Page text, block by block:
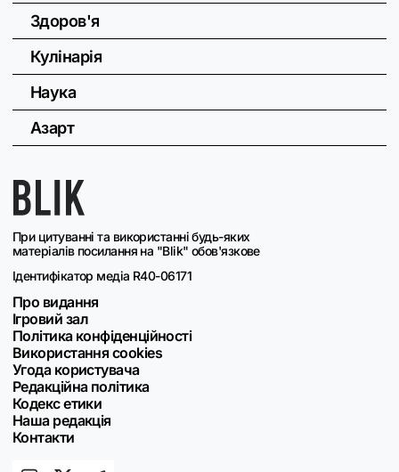
При цитуванні та використанні будь-яких
матеріалів посилання на "Blik" обов'язкове
Ідентифікатор медіа R40-06171
Про видання
Ігровий зал
Політика конфіденційності
Використання cookies
Угода користувача
Редакційна політика
Кодекс етики
Наша редакція
Контакти
Здоров'я
Кулінарія
Наука
Азарт